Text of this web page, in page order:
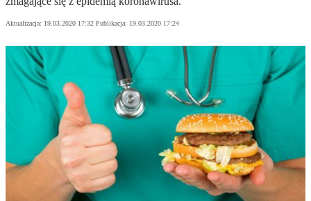
Aktualizacja: 19.03.2020 17:32 Publikacja: 19.03.2020 17:24